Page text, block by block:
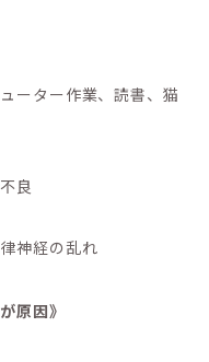
ーター作業、読書、猫
良
神経の乱れ
原因》